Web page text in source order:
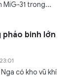
MiG-31 trong...
binh lớn
có kho vũ khí